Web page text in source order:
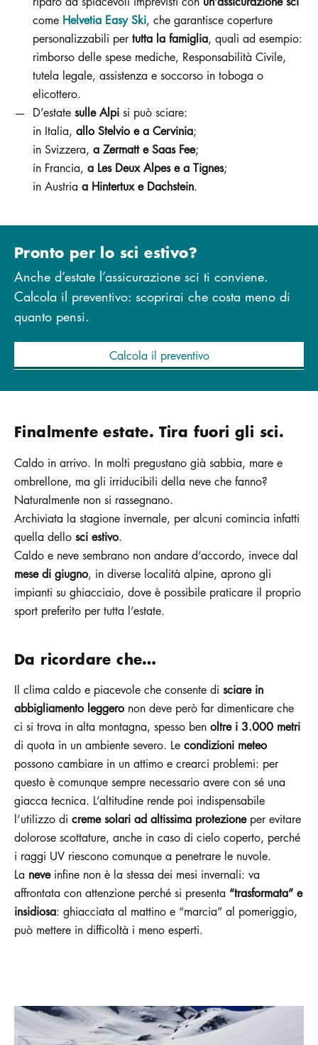
come Helvetia Easy Ski, che garantisce coperture
personalizzabili pertutta la famiglia, quali ad esempio:
rimborso delle spese mediche, Responsabilità Civile,
tutela legale, assistenza e soccorso in toboga o
elicottero.
D’estate sulle Alpi si può sciare:
in Italia, allo Stelvio e a Cervinia;
in Svizzera, a Zermatt e Saas Fee;
in Francia, a Les Deux Alpes e a Tignes;
in Austria a Hintertux e Dachstein.
Pronto per lo sci estivo?
Anche d’estate l’assicurazione sci ti conviene.
Calcola il preventivo: scoprirai che costa meno di
quanto pensi.
Calcola il preventivo
Finalmente estate. Tira fuori gli sci.
Caldo in arrivo. In molti pregustano già sabbia, mare e
ombrellone, ma gli irriducibili della neve che fanno?
Naturalmente non si rassegnano.
Archiviata la stagione invernale, per alcuni comincia infatti
quella dello sci estivo.
Caldo e neve sembrano non andare d’accordo, invece dal
mese di giugno, in diverse località alpine, aprono gli
impianti su ghiacciaio, dove è possibile praticare il proprio
sport preferito per tutta l’estate.
Da ricordare che…
Il clima caldo e piacevole che consente di sciare in
abbigliamento leggero non deve però far dimenticare che
ci si trova in alta montagna, spesso ben oltre i 3.000 metri
di quota in un ambiente severo. Le condizioni meteo
possono cambiare in un attimo e crearci problemi: per
questo è comunque sempre necessario avere con sé una
giacca tecnica. L’altitudine rende poi indispensabile
l’utilizzo di creme solari ad altissima protezioneper evitare
dolorose scottature, anche in caso di cielo coperto, perché
i raggi UV riescono comunque a penetrare le nuvole.
La neveinfine non è la stessa dei mesi invernali: va
affrontata con attenzione perché si presenta “trasformata” e
insidiosa: ghiacciata al mattino e “marcia” al pomeriggio,
può mettere in difficoltà i meno esperti.